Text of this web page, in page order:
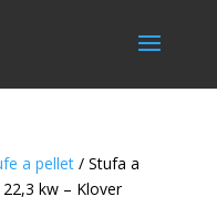
a pellet/ Stufa a
kw – Klover